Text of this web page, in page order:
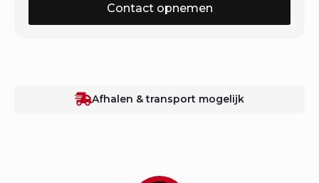
Contact opnemen
Afhalen & transport mogelijk